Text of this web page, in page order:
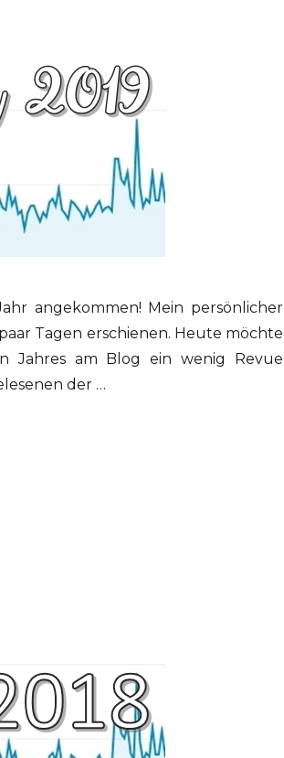
angekommen! Mein persönlicher
Tagen erschienen. Heute möchte
Jahres am Blog ein wenig Revue
der …